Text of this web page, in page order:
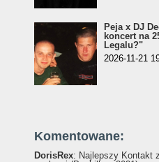
Peja x DJ
koncert na
Legalu?"
2026-11-21
Komentowane:
DorisRex: Najlepszy Kontakt